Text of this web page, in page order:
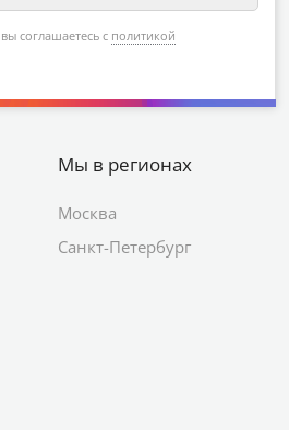
соглашаетесь с политикой
Мы в регионах
Москва
Санкт-Петербург